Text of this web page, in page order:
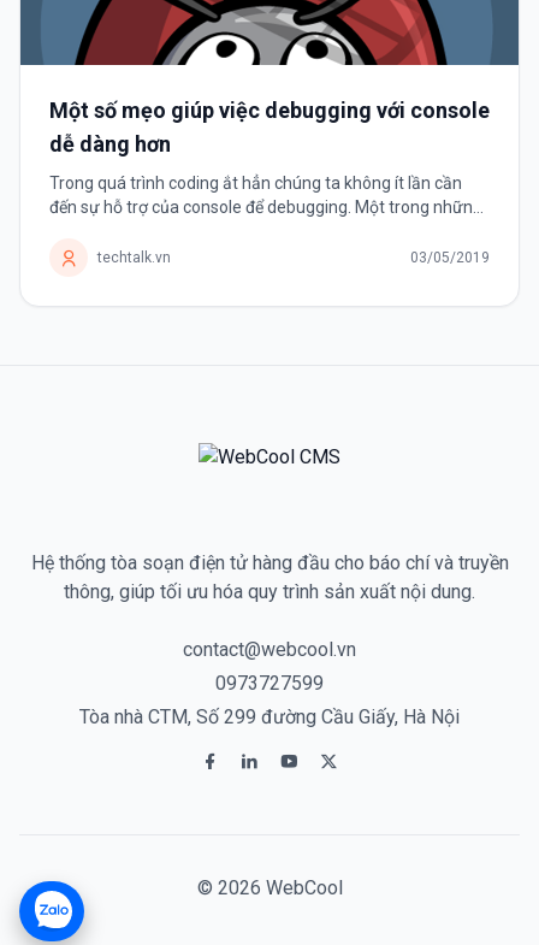
Một số mẹo giúp việc debugging với console
dễ dàng hơn
Trong quá trình coding ắt hẳn chúng ta không ít lần cần
đến sự hỗ trợ của console để debugging. Một trong những
viên nào...techtalk.vn 03/05/2019
Hệ thống tòa soạn điện tử hàng đầu cho báo chí và truyền
thông, giúp tối ưu hóa quy trình sản xuất nội dung.
contact@webcool.vn
0973727599
Tòa nhà CTM, Số 299 đường Cầu Giấy, Hà Nội
© 2026 WebCool